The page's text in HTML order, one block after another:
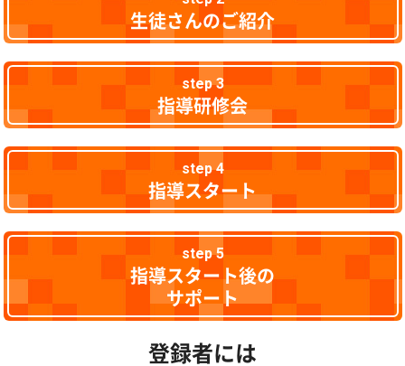
生徒さんのご紹介
step 3
指導研修会
step 4
指導スタート
step 5
指導スタート後の
サポート
登録者には